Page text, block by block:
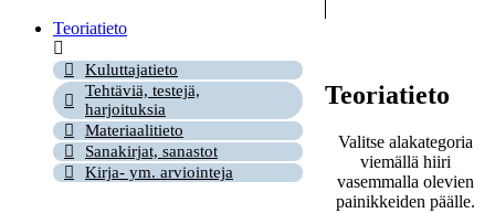
Teoriatieto
Kuluttajatieto
Tehtäviä, testejä,
harjoituksia
Materiaalitieto
Sanakirjat, sanastot
Kirja- ym. arviointeja
Teoriatieto
Valitse alakategoria
viemällä hiiri
vasemmalla olevien
painikkeiden päälle.